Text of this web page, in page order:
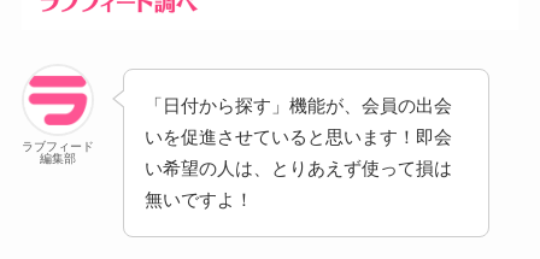
ラブフィード
編集部
「日付から探す」機能が、会員の出会
いを促進させていると思います！即会
い希望の人は、とりあえず使って損は
無いですよ！